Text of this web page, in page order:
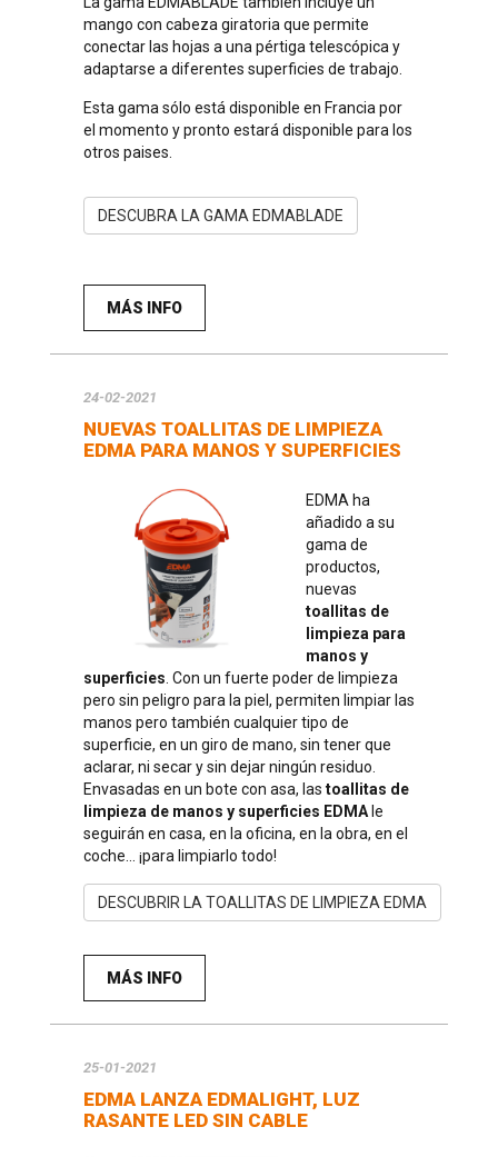
mango con cabeza giratoria que permite
conectar las hojas a una pértiga telescópica y
adaptarse a diferentes superficies de trabajo.
Esta gama sólo está disponible en Francia por
el momento y pronto estará disponible para los
otros paises.
DESCUBRA LA GAMA EDMABLADE
MÁS INFO
24-02-2021
NUEVAS TOALLITAS DE LIMPIEZA
EDMA PARA MANOS Y SUPERFICIES
EDMA ha
añadido a su
gama de
productos,
nuevas
toallitas de
limpieza para
manos y
superficies . Con un fuerte poder de limpieza
pero sin peligro para la piel, permiten limpiar las
manos pero también cualquier tipo de
superficie, en un giro de mano, sin tener que
aclarar, ni secar y sin dejar ningún residuo.
Envasadas en un bote con asa, las toallitas de
limpieza de manos y superficies EDMA le
seguirán en casa, en la oficina, en la obra, en el
coche... ¡para limpiarlo todo!
DESCUBRIR LA TOALLITAS DE LIMPIEZA EDMA
MÁS INFO
25-01-2021
EDMA LANZA EDMALIGHT, LUZ
RASANTE LED SIN CABLE